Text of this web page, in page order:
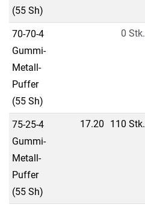
(55 Sh)
70-70-4
Gummi-
Metall-
Puffer
(55 Sh)
0 Stk.
75-25-4
Gummi-
Metall-
Puffer
(55 Sh)
17.20 110 Stk.